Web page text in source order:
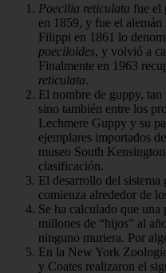
Poecilia reticulata fue el
en 1859, y fue el
Filippi en 1861 lo
poeciloides, y volvió a
Finalmente en 1963
reticulata.
El nombre de guppy,
sino también entre los
Lechmere Guppy y su
ejemplares importados
museo South
clasificación.
El desarrollo del sistema
comienza alrededor de
Se ha calculado que una
millones de “hijos” al
ninguno muriera. Por
En la New York
y Coates realizaron el